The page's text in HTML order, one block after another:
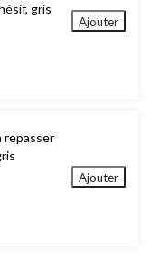
gris
Ajouter
repasser
Ajouter